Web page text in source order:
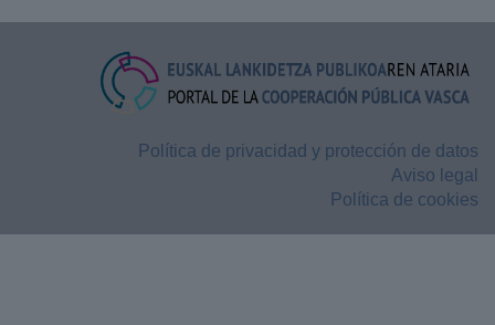
Política de privacidad y protección de datos
Aviso legal
Política de cookies